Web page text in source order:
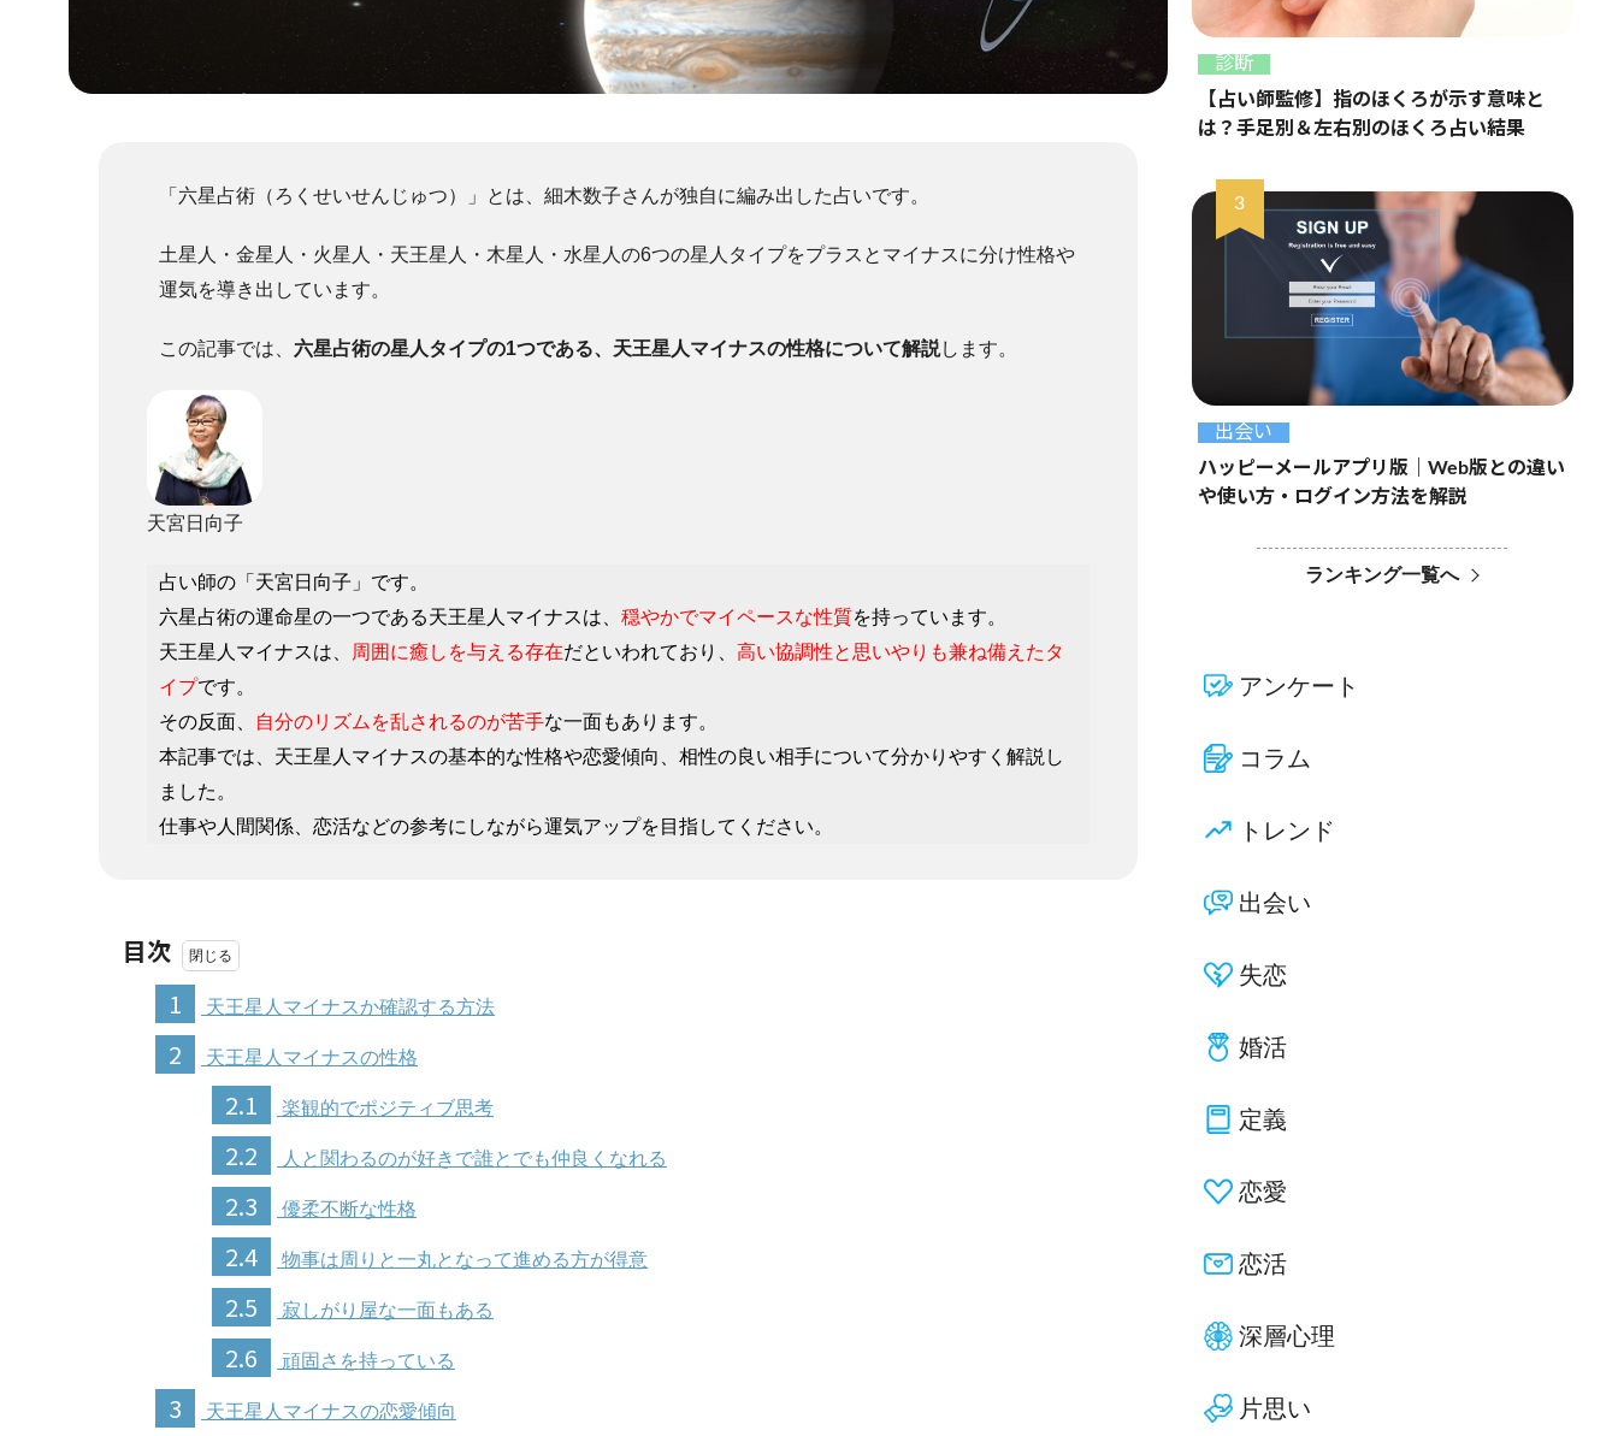
「六星占術（ろくせいせんじゅつ）」とは、細木数子さんが独自に編み出した占いです。
土星人・金星人・火星人・天王星人・木星人・水星人の6つの星人タイプをプラスとマイナスに分け性格や
運気を導き出しています。
この記事では、 六星占術の星人タイプの1つである、天王星人マイナスの性格について解説します。
天宮日向子
占い師の「天宮日向子」です。
六星占術の運命星の一つである天王星人マイナスは、 穏やかでマイペースな性質を持っています。
天王星人マイナスは、
周囲に癒しを与える存在だといわれており、 高い協調性と思いやりも兼ね備えたタ
イプです。
その反面、
自分のリズムを乱されるのが苦手な一面もあります。
本記事では、天王星人マイナスの基本的な性格や恋愛傾向、相性の良い相手について分かりやすく解説し
ました。
仕事や人間関係、恋活などの参考にしながら運気アップを目指してください。
目次
1
天王星人マイナスか確認する方法
2 天王星人マイナスの性格
2.1 楽観的でポジティブ思考
2.2 人と関わるのが好きで誰とでも仲良くなれる
2.3 優柔不断な性格
2.4 物事は周りと一丸となって進める方が得意
2.5 寂しがり屋な一面もある
2.6 頑固さを持っている
3 天王星人マイナスの恋愛傾向
診断
【占い師監修】指のほくろが示す意味と
は？手足別＆左右別のほくろ占い結果
出会い
ハッピーメールアプリ版｜Web版との違い
や使い方・ログイン方法を解説
ランキング一覧へ
アンケート
コラム
トレンド
出会い
失恋
婚活
定義
恋愛
恋活
深層心理
片思い